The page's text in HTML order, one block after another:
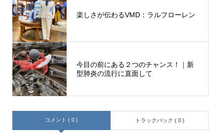
楽しさが伝わるVMD：ラルフローレン
今目の前にある２つのチャンス！｜新
型肺炎の流行に直面して
コメント ( 0 ) トラックバック ( 0 )